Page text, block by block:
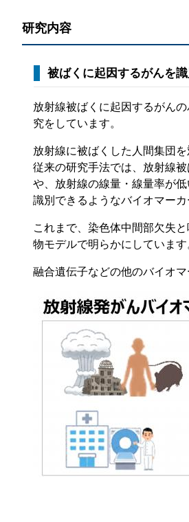
規程集
個人情
附帯決
動物実
研究内容
被ばくに起因するがんを
放射線被ばくに起因するがん
究をしています。
放射線に被ばくした人間集団
従来の研究手法では、放射線
や、放射線の線量・線量率が
識別できるようなバイオマー
これまで、染色体中間部欠失
物モデルで明らかにしています
融合遺伝子などの他のバイオ